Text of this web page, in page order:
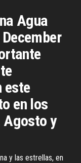
Agua
este
en los
Agosto y
y las estrellas, en